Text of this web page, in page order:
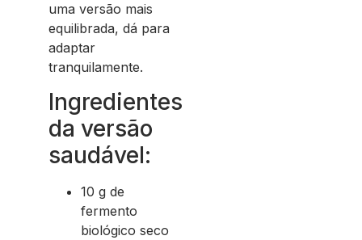
uma versão mais
equilibrada, dá para
adaptar
tranquilamente.
Ingredientes
da versão
saudável:
10 g de
fermento
biológico seco